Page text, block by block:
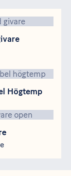
Högtemp
Högtemp